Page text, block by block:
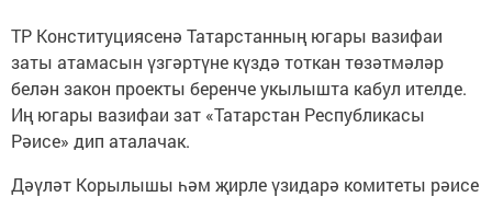
ТР Конституциясенә Татарстанның югары вазифаи
заты атамасын үзгәртүне күздә тоткан төзәтмәләр
белән закон проекты беренче укылышта кабул ителде.
Иң югары вазифаи зат «Татарстан Республикасы
Рәисе» дип аталачак.
Дәүләт Корылышы һәм җирле үзидарә комитеты рәисе